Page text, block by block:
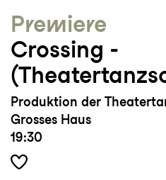
Premiere
Crossing ­
Produktion der
Grosses Haus
19:30